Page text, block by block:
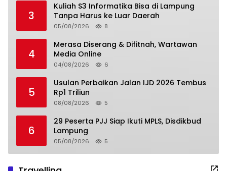
3
Kuliah S3 Informatika Bisa di Lampung
Tanpa Harus ke Luar Daerah
05/08/2026 8
4
Merasa Diserang & Difitnah, Wartawan
Media Online
04/08/2026 6
5
Usulan Perbaikan Jalan IJD 2026 Tembus
Rp1 Triliun
08/08/2026 5
6
29 Peserta PJJ Siap Ikuti MPLS, Disdikbud
Lampung
05/08/2026 5